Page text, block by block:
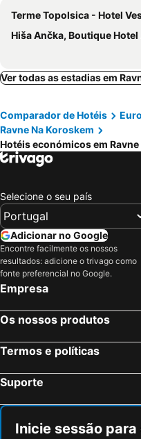
Terme Topolsica - Hotel
Hiša Ančka, Boutique Hotel & Maja Rooms
Ver todas as estadias em
Comparador de Hotéis
Ravne Na Koroskem
Hotéis económicos em Ravne
Selecione o seu país
Adicionar no Google
Encontre facilmente os nossos
resultados: adicione o trivago como
fonte preferencial no Google.
Empresa
Os nossos produtos
Termos e políticas
Suporte
Inicie sessão